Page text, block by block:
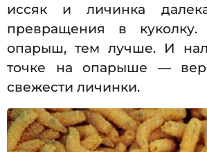
иссяк и личинка
превращения в
опарыш, тем лучше. И
точке на опарыше —
свежести личинки.